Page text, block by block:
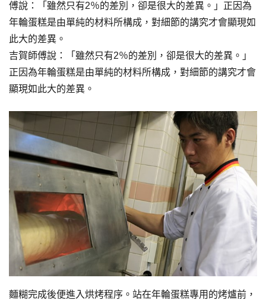
傅說：「雖然只有2％的差別，卻是很大的差異。」正因為
年輪蛋糕是由單純的材料所構成，對細節的講究才會顯現如
此大的差異。
吉賀師傅說：「雖然只有2％的差別，卻是很大的差異。」
正因為年輪蛋糕是由單純的材料所構成，對細節的講究才會
顯現如此大的差異。
麵糊完成後便進入烘烤程序。站在年輪蛋糕專用的烤爐前，